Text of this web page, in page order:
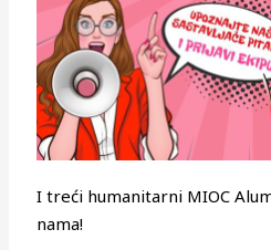
I treći humanitarni MIOC
nama!